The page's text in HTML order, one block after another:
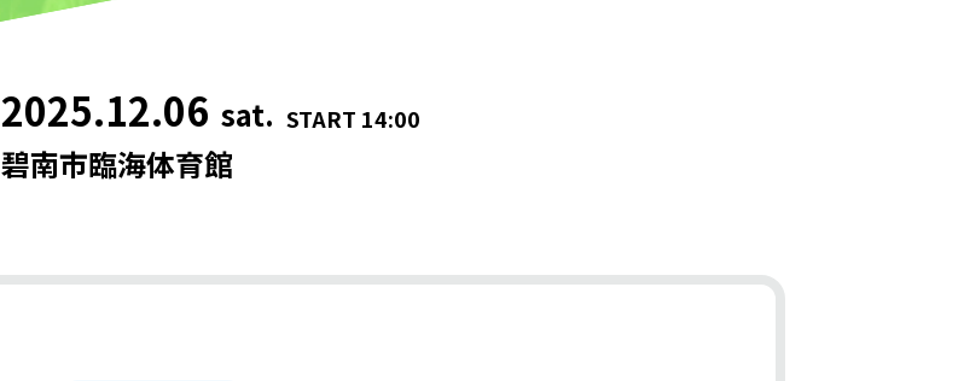
2025.12.06 sat. START 14:00
碧南市臨海体育館